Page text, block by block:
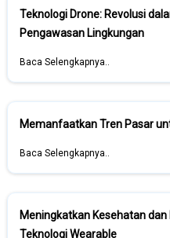
Teknologi Drone: Revolusi
Pengawasan Lingkungan
Baca Selengkapnya..
Memanfaatkan Tren Pasar
Baca Selengkapnya..
Meningkatkan Kesehatan
Teknologi Wearable